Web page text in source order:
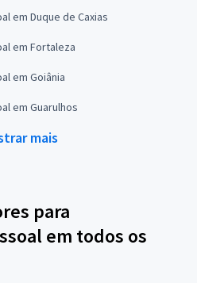
em Duque de Caxias
em Fortaleza
em Goiânia
em Guarulhos
mais
para
em todos os